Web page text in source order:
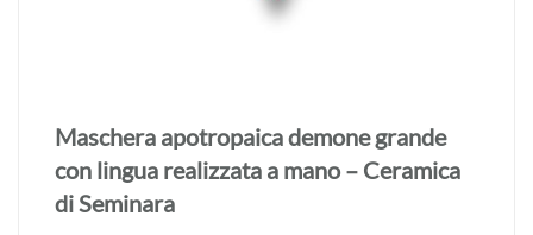
Maschera apotropaica demone grande
con lingua realizzata a mano – Ceramica
di Seminara